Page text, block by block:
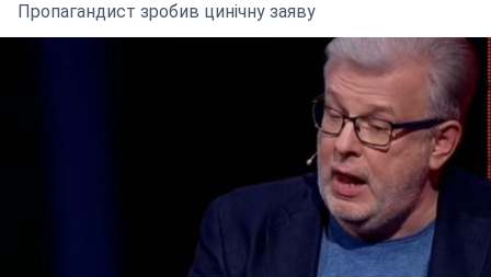
Пропагандист зробив цинічну заяву